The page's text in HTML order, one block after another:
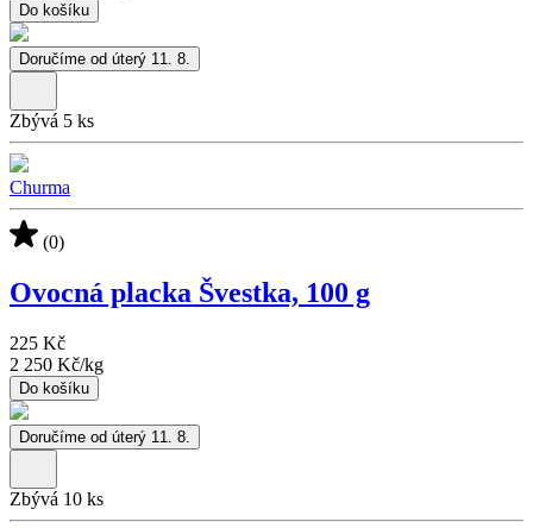
Do košíku
Doručíme od úterý 11. 8.
Zbývá 5 ks
Churma
(0)
Ovocná placka Švestka, 100 g
225 Kč
2 250 Kč/kg
Do košíku
Doručíme od úterý 11. 8.
Zbývá 10 ks